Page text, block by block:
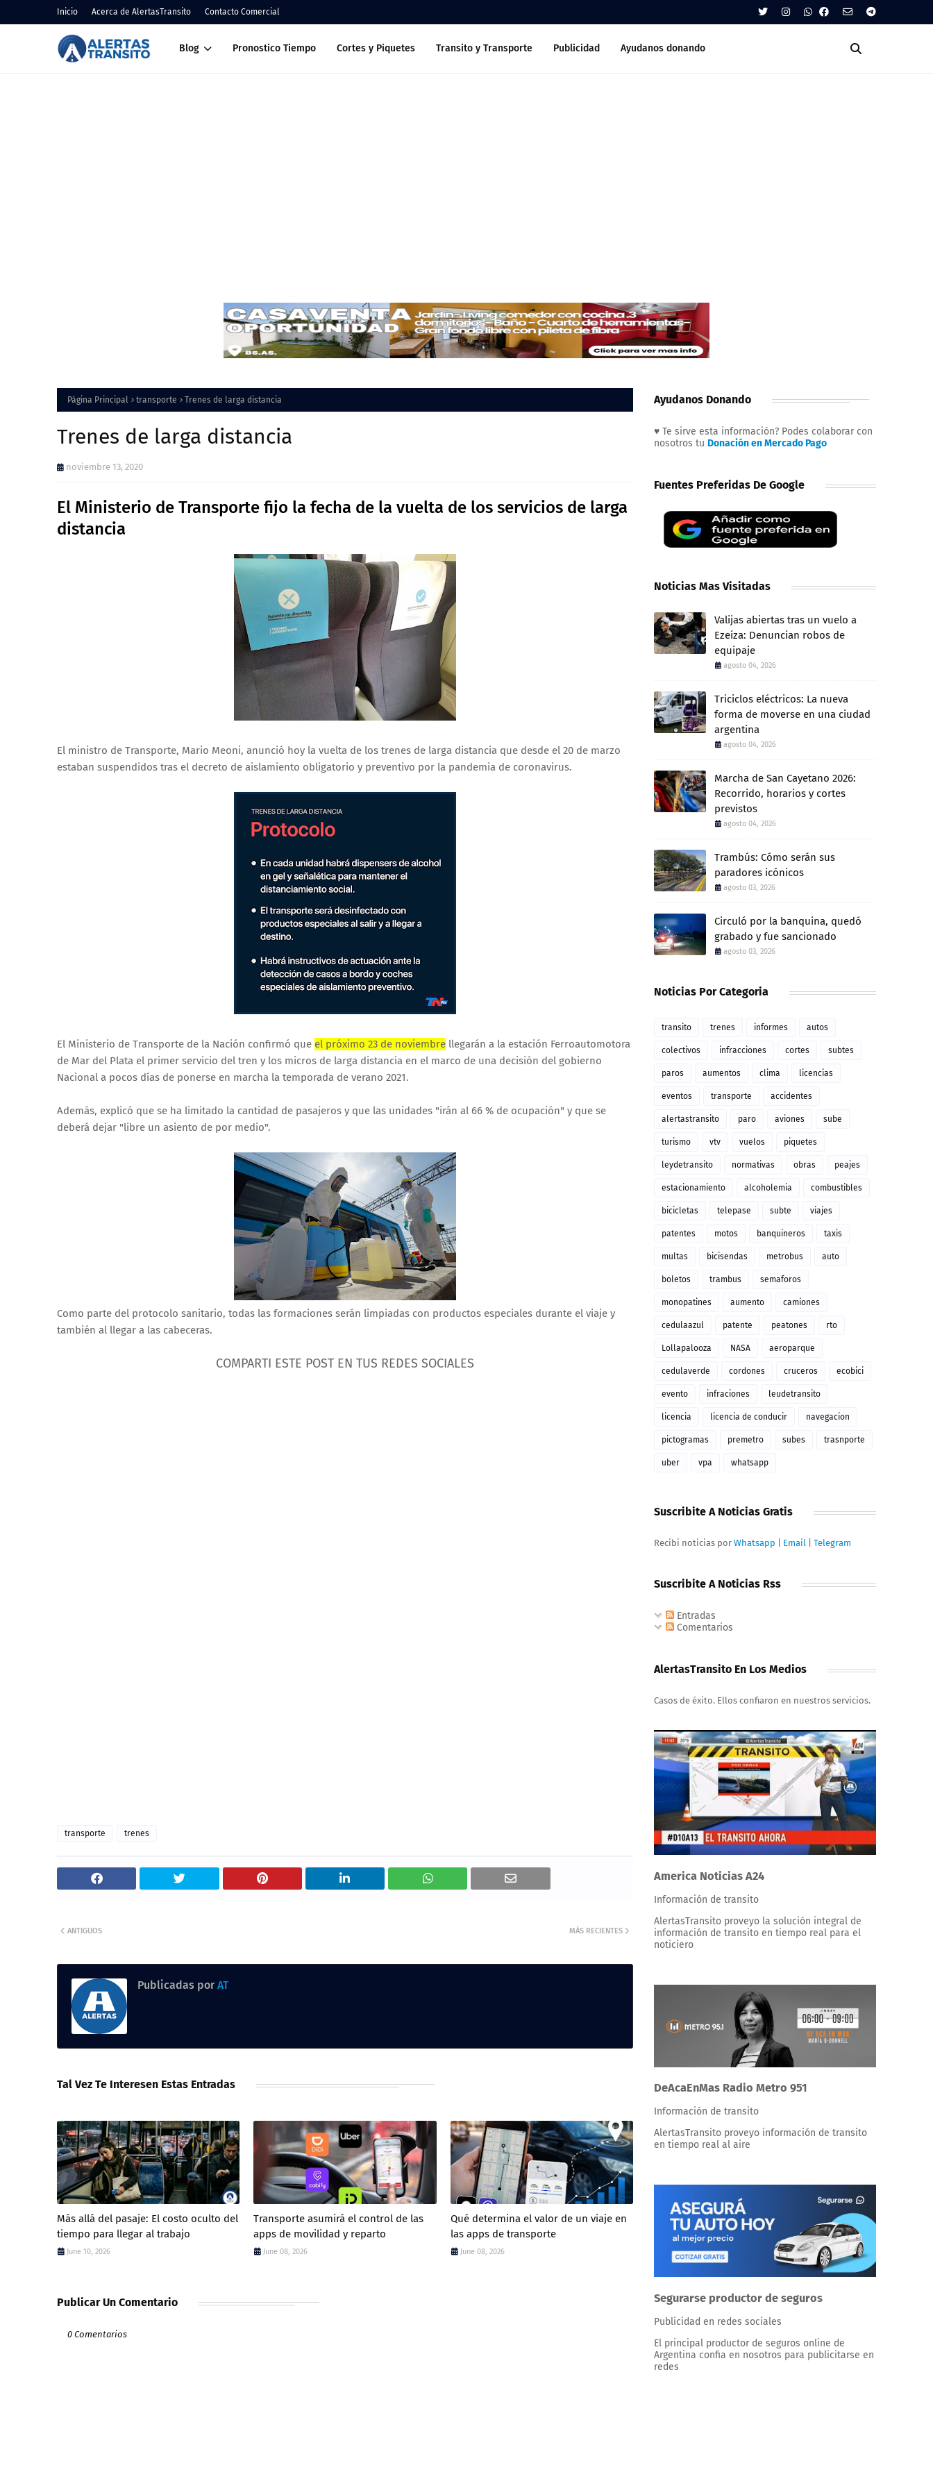
Inicio Acerca de AlertasTransito Contacto Comercial
Blog Pronostico Tiempo Cortes y Piquetes Transito y Transporte Publicidad Ayudanos donando
Página Principal transporte Trenes de larga distancia
Trenes de larga distancia
noviembre 13, 2020
El Ministerio de Transporte fijo la fecha de la vuelta de los servicios de larga
distancia
El ministro de Transporte, Mario Meoni, anunció hoy la vuelta de los trenes de larga distancia que desde el 20 de marzo
estaban suspendidos tras el decreto de aislamiento obligatorio y preventivo por la pandemia de coronavirus.
El Ministerio de Transporte de la Nación confirmó que el próximo 23 de noviembre llegarán a la estación Ferroautomotora
de Mar del Plata el primer servicio del tren y los micros de larga distancia en el marco de una decisión del gobierno
Nacional a pocos días de ponerse en marcha la temporada de verano 2021.
Además, explicó que se ha limitado la cantidad de pasajeros y que las unidades "irán al 66 % de ocupación" y que se
deberá dejar "libre un asiento de por medio".
Como parte del protocolo sanitario, todas las formaciones serán limpiadas con productos especiales durante el viaje y
también al llegar a las cabeceras.
COMPARTI ESTE POST EN TUS REDES SOCIALES
transporte trenes
MÁS RECIENTES
ANTIGUOS
Publicadas por AT
Tal Vez Te Interesen Estas Entradas
Más allá del pasaje: El costo oculto del
tiempo para llegar al trabajo
June 10, 2026
Transporte asumirá el control de las
apps de movilidad y reparto
June 08, 2026
Qué determina el valor de un viaje en
las apps de transporte
June 08, 2026
Publicar Un Comentario
0 Comentarios
Ayudanos Donando
♥ Te sirve esta información? Podes colaborar con
nosotros tu Donación en Mercado Pago
Fuentes Preferidas De Google
Noticias Mas Visitadas
Valijas abiertas tras un vuelo a
Ezeiza: Denuncian robos de
equipaje
agosto 04, 2026
Triciclos eléctricos: La nueva
forma de moverse en una ciudad
argentina
agosto 04, 2026
Marcha de San Cayetano 2026:
Recorrido, horarios y cortes
previstos
agosto 04, 2026
Trambús: Cómo serán sus
paradores icónicos
agosto 03, 2026
Circuló por la banquina, quedó
grabado y fue sancionado
agosto 03, 2026
Noticias Por Categoria
transito trenes informes autos
colectivos infracciones cortes subtes
paros aumentos clima licencias
eventos transporte accidentes
alertastransito paro aviones sube
turismo vtv vuelos piquetes
leydetransito normativas obras peajes
estacionamiento alcoholemia combustibles
bicicletas telepase subte viajes
patentes motos banquineros taxis
multas bicisendas metrobus auto
boletos trambus semaforos
monopatines aumento camiones
cedulaazul patente peatones rto
Lollapalooza NASA aeroparque
cedulaverde cordones cruceros ecobici
evento infraciones leudetransito
licencia licencia de conducir navegacion
pictogramas premetro subes trasnporte
uber vpa whatsapp
Suscribite A Noticias Gratis
Recibi noticias por Whatsapp Email Telegram
Suscribite A Noticias Rss
Entradas
Comentarios
AlertasTransito En Los Medios
Casos de éxito. Ellos confiaron en nuestros servicios.
America Noticias A24
Información de transito
AlertasTransito proveyo la solución integral de
información de transito en tiempo real para el
noticiero
DeAcaEnMas Radio Metro 951
Información de transito
AlertasTransito proveyo información de transito
en tiempo real al aire
Segurarse productor de seguros
Publicidad en redes sociales
El principal productor de seguros online de
Argentina confia en nosotros para publicitarse en
redes